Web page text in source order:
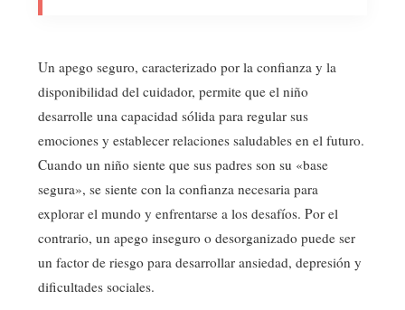
Un apego seguro, caracterizado por la confianza y la
disponibilidad del cuidador, permite que el niño
desarrolle una capacidad sólida para regular sus
emociones y establecer relaciones saludables en el futuro.
Cuando un niño siente que sus padres son su «base
segura», se siente con la confianza necesaria para
explorar el mundo y enfrentarse a los desafíos. Por el
contrario, un apego inseguro o desorganizado puede ser
un factor de riesgo para desarrollar ansiedad, depresión y
dificultades sociales.